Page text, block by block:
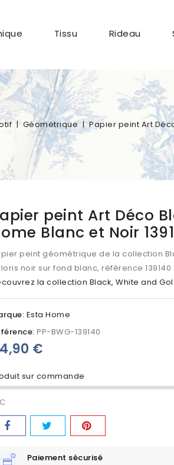
Tissu Rideau
Géométrique Papier peint Art
peint Art Déco
Blanc et Noir
peint géométrique de la collection
noir sur fond blanc, référence 139140
la collection Black, White and
Esta Home
PP-BWG-139140
sur commande
€
Paiement sécurisé